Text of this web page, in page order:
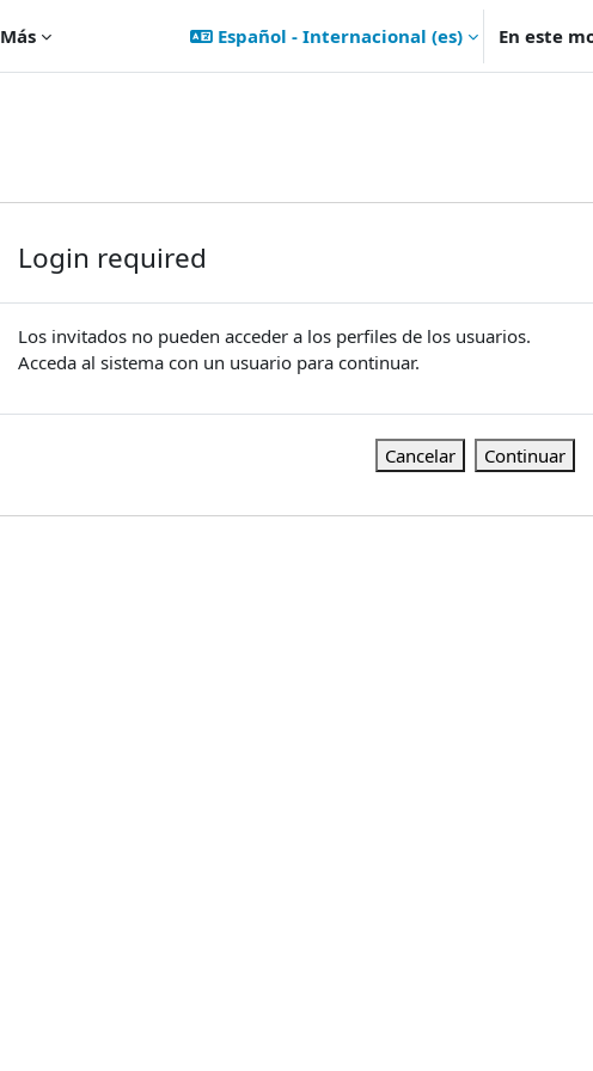
Más Español - Internacional ‎(es)‎ En este
Login required
Los invitados no pueden acceder a los perfiles de los usuarios.
Acceda al sistema con un usuario para continuar.
Cancelar Continuar